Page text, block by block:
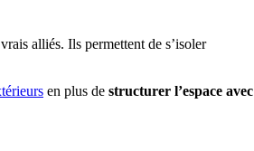
alliés. Ils permettent de s’isoler
en plus de structurer l’espace avec